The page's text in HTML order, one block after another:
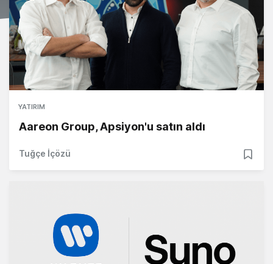
YATIRIM
Aareon Group, Apsiyon'u satın aldı
Tuğçe İçözü